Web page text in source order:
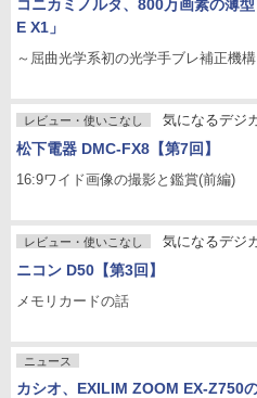
コニカミノルタ、800万画素の薄
E X1」
～屈曲光学系初の光学手ブレ補正機
レビュー・使いこなし 気になるデジ
松下電器 DMC-FX8【第7回】
16:9ワイド画像の撮影と鑑賞(前編)
レビュー・使いこなし 気になるデジ
ニコン D50【第3回】
メモリカードの話
ニュース
カシオ、EXILIM ZOOM EX-Z750